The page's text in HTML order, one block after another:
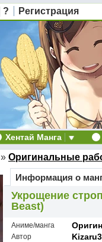
? Регистрация
Хентай Манга
» Оригинальные
Информация о
Укрощение
Beast)
Аниме/манга
Автор